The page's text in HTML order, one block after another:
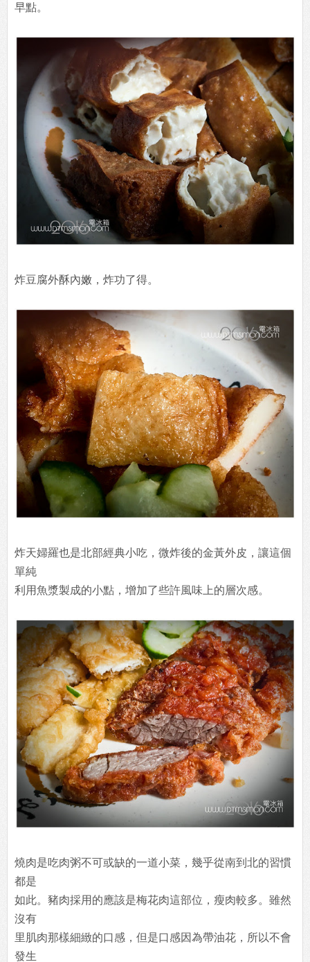
早點。
炸豆腐外酥內嫩，炸功了得。
炸天婦羅也是北部經典小吃，微炸後的金黃外皮，讓這個
單純
利用魚漿製成的小點，增加了些許風味上的層次感。
燒肉是吃肉粥不可或缺的一道小菜，幾乎從南到北的習慣
都是
如此。豬肉採用的應該是梅花肉這部位，瘦肉較多。雖然
沒有
里肌肉那樣細緻的口感，但是口感因為帶油花，所以不會
發生